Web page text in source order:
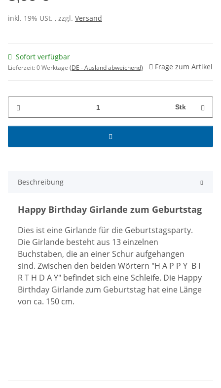
inkl. 19% USt. , zzgl. Versand
Sofort verfügbar
Lieferzeit:0 Werktage (DE - Ausland abweichend) Frage zum Artikel
Stk
Beschreibung
Happy Birthday Girlande zum Geburtstag
Dies ist eine Girlande für die Geburtstagsparty.
Die Girlande besteht aus 13 einzelnen
Buchstaben, die an einer Schur aufgehangen
sind. Zwischen den beiden Wörtern "H A P P Y B I
R T H D A Y" befindet sich eine Schleife. Die Happy
Birthday Girlande zum Geburtstag hat eine Länge
von ca. 150 cm.